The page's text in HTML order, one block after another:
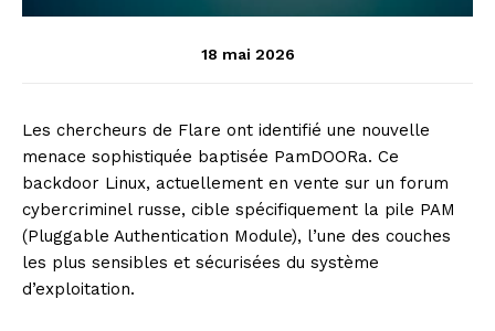
18 mai 2026
Les chercheurs de Flare ont identifié une nouvelle
menace sophistiquée baptisée PamDOORa. Ce
backdoor Linux, actuellement en vente sur un forum
cybercriminel russe, cible spécifiquement la pile PAM
(Pluggable Authentication Module), l’une des couches
les plus sensibles et sécurisées du système
d’exploitation.